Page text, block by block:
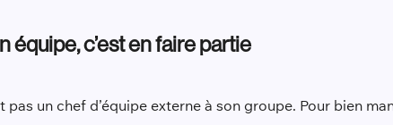
équipe, c’est en faire partie
pas un chef d’équipe externe à son groupe. Pour bien